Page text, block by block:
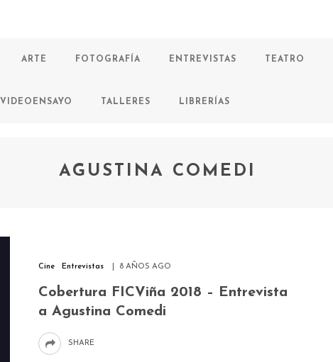
ARTE FOTOGRAFÍA ENTREVISTAS TEATRO
VIDEOENSAYO TALLERES LIBRERÍAS
AGUSTINA COMEDI
Cine Entrevistas 8 AÑOS AGO
Cobertura FICViña 2018 – Entrevista
a Agustina Comedi
SHARE